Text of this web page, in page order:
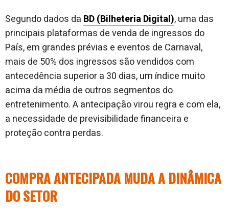
Segundo dados da BD (Bilheteria Digital), uma das
principais plataformas de venda de ingressos do
País, em grandes prévias e eventos de Carnaval,
mais de 50% dos ingressos são vendidos com
antecedência superior a 30 dias, um índice muito
acima da média de outros segmentos do
entretenimento. A antecipação virou regra e com ela,
a necessidade de previsibilidade financeira e
proteção contra perdas.
COMPRA ANTECIPADA MUDA A DINÂMICA
DO SETOR